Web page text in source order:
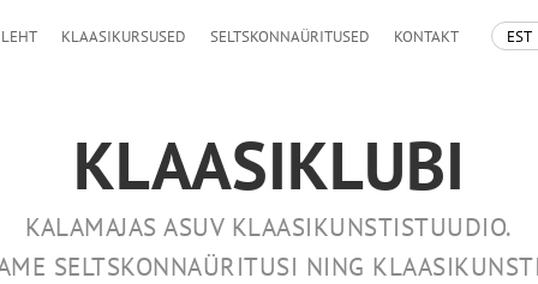
KLAASIKURSUSED SELTSKONNAÜRITUSED KONTAKT EST
KLAASIKLUBI
KALAMAJAS ASUV KLAASIKUNSTISTUUDIO.
SELTSKONNAÜRITUSI NING